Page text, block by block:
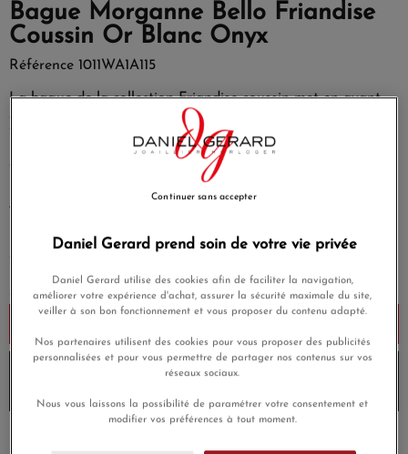
Bague Morganne Bello Friandise
Coussin Or Blanc Onyx
Référence 1011WA1A115
La bague de la collection Friandise coussin met en avant
cette l'onyx monté sur une monture en Or blanc.
Taille de la bague : du 48 au 58.
470,00 €
10% de remise avec le codeDG10
Daniel Gerard prend soin de votre vie privée
Daniel Gerard utilise des cookies afin de faciliter la navigation,
améliorer votre expérience d'achat, assurer la sécurité maximale du site,
veiller à son bon fonctionnement et vous proposer du contenu adapté.
Nos partenaires utilisent des cookies pour vous proposer des publicités
personnalisées et pour vous permettre de partager nos contenus sur vos
réseaux sociaux.
Nous vous laissons la possibilité de paramétrer votre consentement et
modifier vos préférences à tout moment.
Continuer sans accepter